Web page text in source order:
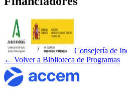
​​Consejería de
← Volver a Biblioteca de Programas